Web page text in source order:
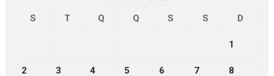
S
T Q Q S S D
1
2 3 4 5 6 7 8